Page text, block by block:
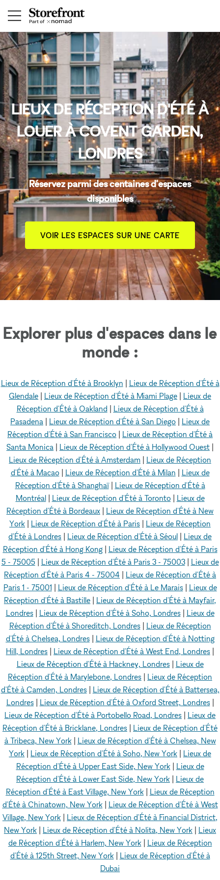
LIEUX DE RÉCEPTION D'ÉTÉ À
LOUER À COVENT GARDEN,
LONDRES
Réservez parmi des centaines d'espaces
disponibles
VOIR LES ESPACES SUR UNE CARTE
Explorer plus d'espaces dans le
monde :
Lieux de Réception d'Été à Brooklyn
Lieux de Réception d'Été à
Glendale
Lieux de Réception d'Été à Miami Plage
Lieux de
Réception d'Été à Oakland
Lieux de Réception d'Été à
Pasadena
Lieux de Réception d'Été à San Diego
Lieux de
Réception d'Été à San Francisco
Lieux de Réception d'Été à
Santa Monica
Lieux de Réception d'Été à Hollywood Ouest
Lieux de Réception d'Été à Amsterdam
Lieux de Réception
d'Été à Macao| Lieux de Réception d'Été à Milan
Lieux de
Réception d'Été à Shanghaï| Lieux de Réception d'Été à
Montréal| Lieux de Réception d'Été à Toronto| Lieux de
Réception d'Été à Bordeaux
Lieux de Réception d'Été à New
York
Lieux de Réception d'Été à Paris
Lieux de Réception
d'Été à Londres
Lieux de Réception d'Été à Séoul
Lieux de
Réception d'Été à Hong Kong| Lieux de Réception d'Été à Paris
5 - 75005
Lieux de Réception d'Été à Paris 3 - 75003| Lieux de
Réception d'Été à Paris 4 - 75004
Lieux de Réception d'Été à
Paris 1 - 75001
Lieux de Réception d'Été à Le Marais| Lieux de
Réception d'Été à Bastille
Lieux de Réception d'Été à Mayfair,
Londres| Lieux de Réception d'Été à Soho, Londres| Lieux de
Réception d'Été à Shoreditch, Londres| Lieux de Réception
d'Été à Chelsea, Londres| Lieux de Réception d'Été à Notting
Hill, Londres
Lieux de Réception d'Été à West End, Londres
Lieux de Réception d'Été à Hackney, Londres| Lieux de
Réception d'Été à Marylebone, Londres
Lieux de Réception
d'Été à Camden, Londres| Lieux de Réception d'Été à Battersea,
Londres| Lieux de Réception d'Été à Oxford Street, Londres|
Lieux de Réception d'Été à Portobello Road, Londres
Lieux de
Réception d'Été à Bricklane, Londres
Lieux de Réception d'Été
à Tribeca, New York| Lieux de Réception d'Été à Chelsea, New
York
Lieux de Réception d'Été à Soho, New York
Lieux de
Réception d'Été à Upper East Side, New York| Lieux de
Réception d'Été à Lower East Side, New York
Lieux de
Réception d'Été à East Village, New York| Lieux de Réception
d'Été à Chinatown, New York| Lieux de Réception d'Été à West
Village, New York
Lieux de Réception d'Été à Financial District,
New York
Lieux de Réception d'Été à Nolita, New York
Lieux
de Réception d'Été à Harlem, New York| Lieux de Réception
d'Été à 125th Street, New York| Lieux de Réception d'Été à
Dubai